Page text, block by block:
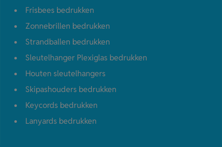
Frisbees bedrukken
Zonnebrillen bedrukken
Strandballen bedrukken
Sleutelhanger Plexiglas bedrukken
Houten sleutelhangers
Skipashouders bedrukken
Keycords bedrukken
Lanyards bedrukken